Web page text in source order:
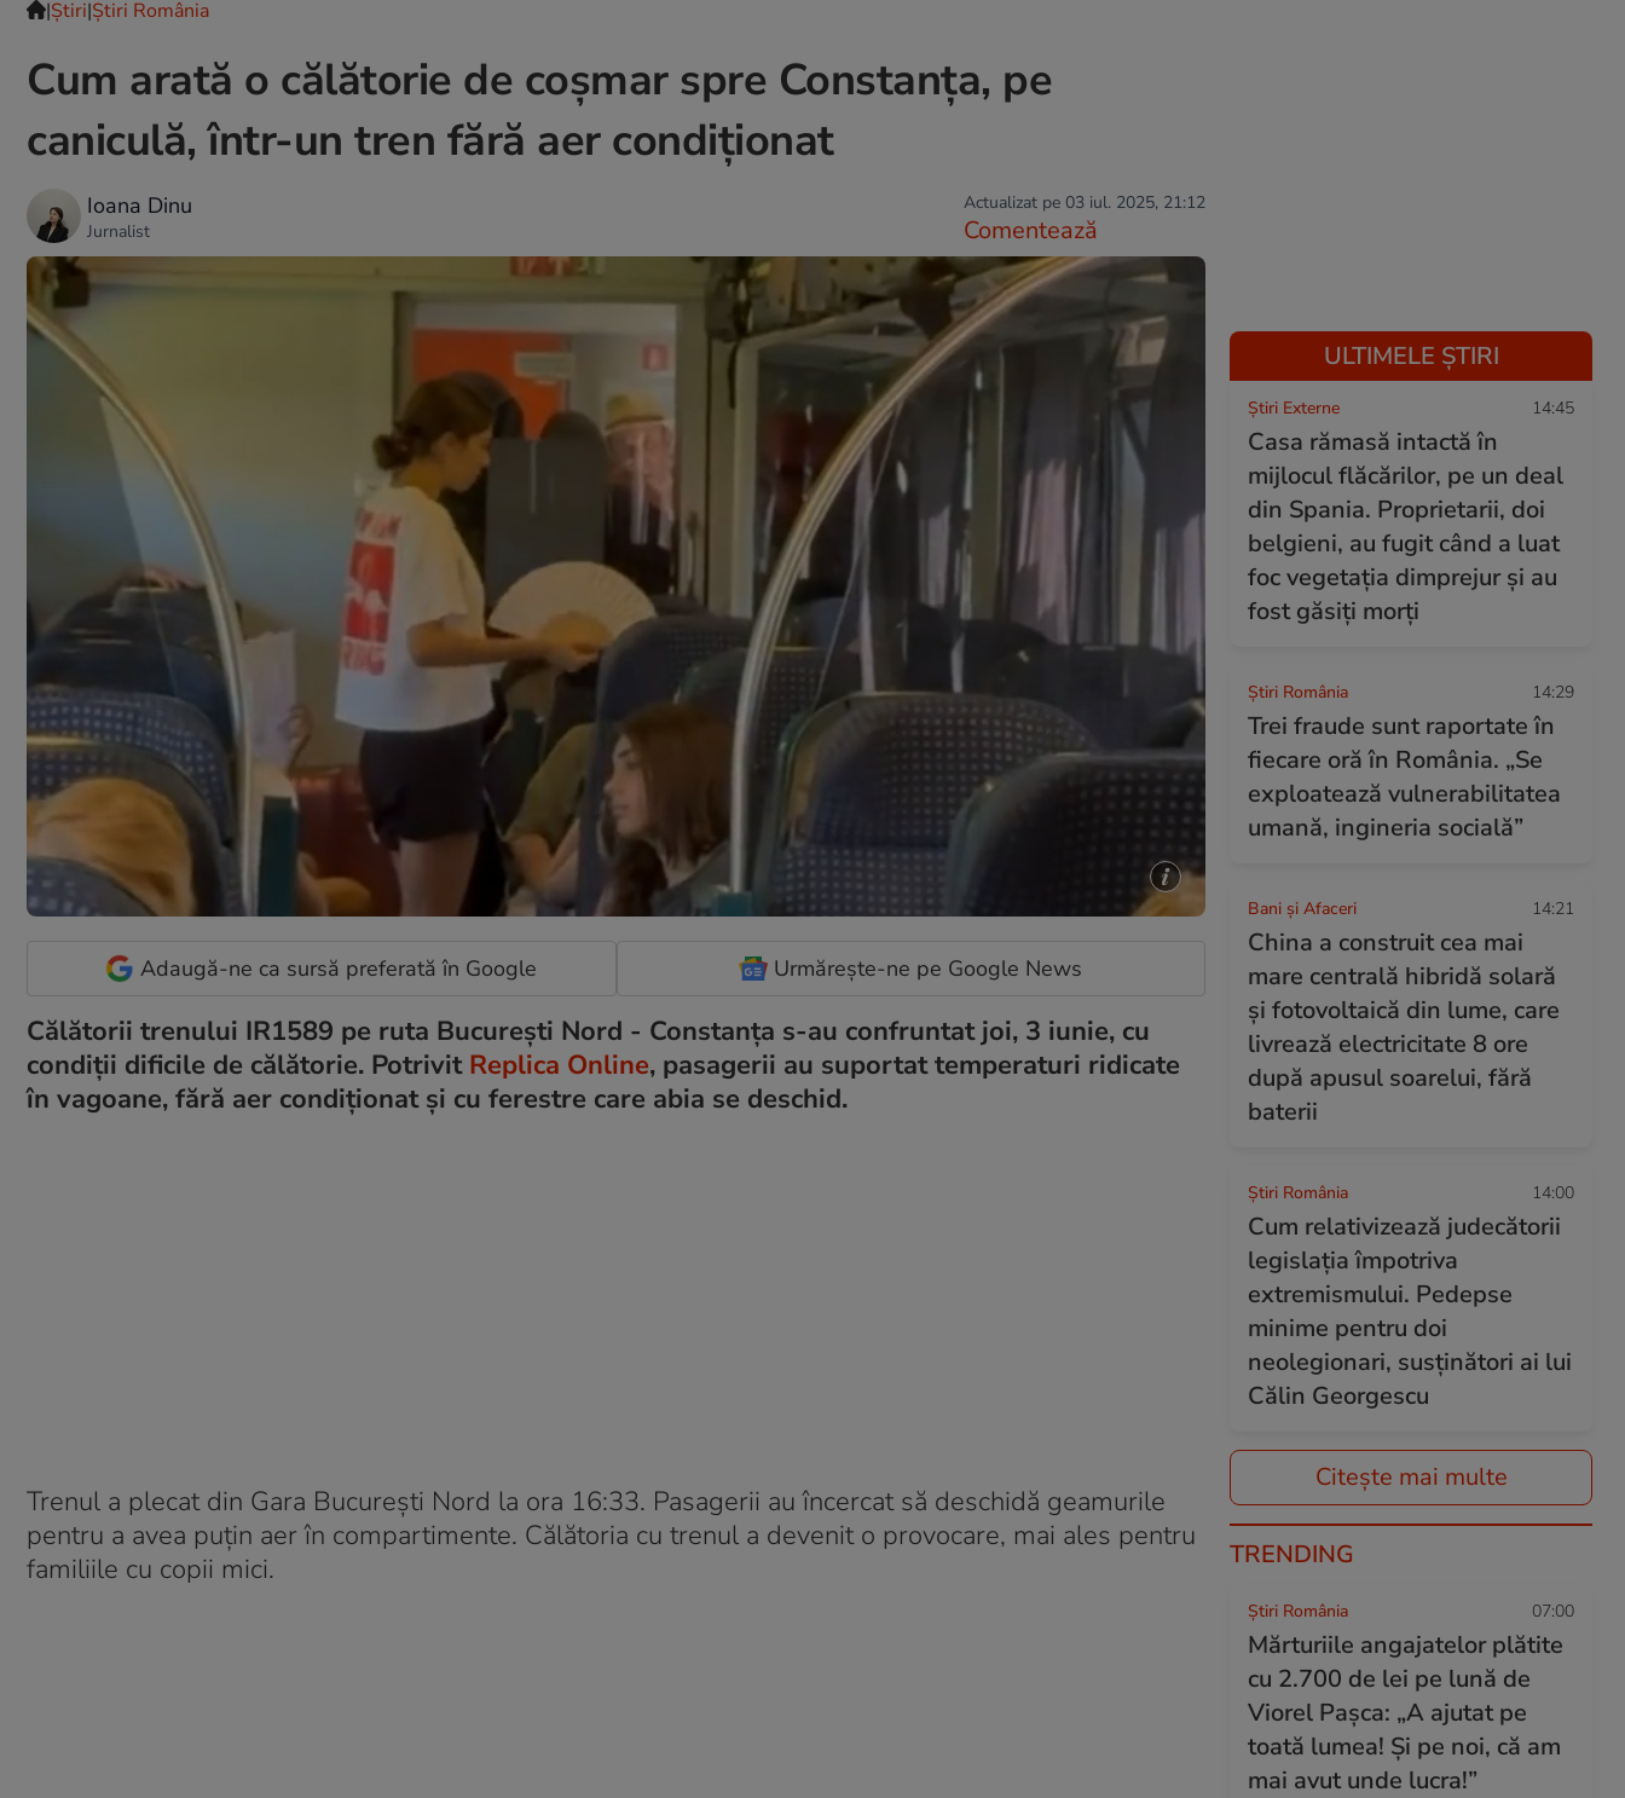
|Ştiri|Știri România
Cum arată o călătorie de coșmar spre Constanța, pe
caniculă, într-un tren fără aer condiționat
Ioana Dinu
Jurnalist
Actualizat pe 03 iul. 2025, 21:12
Comentează
Adaugă-ne ca sursă preferată în Google Urmărește-ne pe Google News
Călătorii trenului IR1589 pe ruta București Nord - Constanța s-au confruntat joi, 3 iunie, cu
condiții dificile de călătorie. Potrivit Replica Online, pasagerii au suportat temperaturi ridicate
în vagoane, fără aer condiționat și cu ferestre care abia se deschid.
Trenul a plecat din Gara București Nord la ora 16:33. Pasagerii au încercat să deschidă geamurile
pentru a avea puțin aer în compartimente. Călătoria cu trenul a devenit o provocare, mai ales pentru
familiile cu copii mici.
ULTIMELE ȘTIRI
Știri Externe 14:45
Casa rămasă intactă în
mijlocul flăcărilor, pe un deal
din Spania. Proprietarii, doi
belgieni, au fugit când a luat
foc vegetația dimprejur și au
fost găsiți morți
Știri România 14:29
Trei fraude sunt raportate în
fiecare oră în România. „Se
exploatează vulnerabilitatea
umană, ingineria socială”
Bani și Afaceri 14:21
China a construit cea mai
mare centrală hibridă solară
şi fotovoltaică din lume, care
livrează electricitate 8 ore
după apusul soarelui, fără
baterii
Știri România 14:00
Cum relativizează judecătorii
legislația împotriva
extremismului. Pedepse
minime pentru doi
neolegionari, susținători ai lui
Călin Georgescu
Citește mai multe
TRENDING
Știri România 07:00
Mărturiile angajatelor plătite
cu 2.700 de lei pe lună de
Viorel Pașca: „A ajutat pe
toată lumea! Şi pe noi, că am
mai avut unde lucra!”